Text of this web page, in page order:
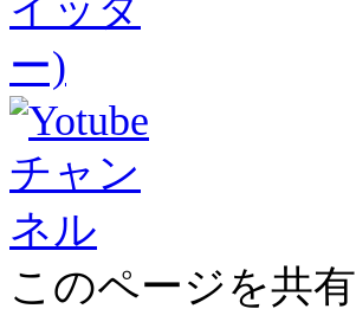
このページを共有